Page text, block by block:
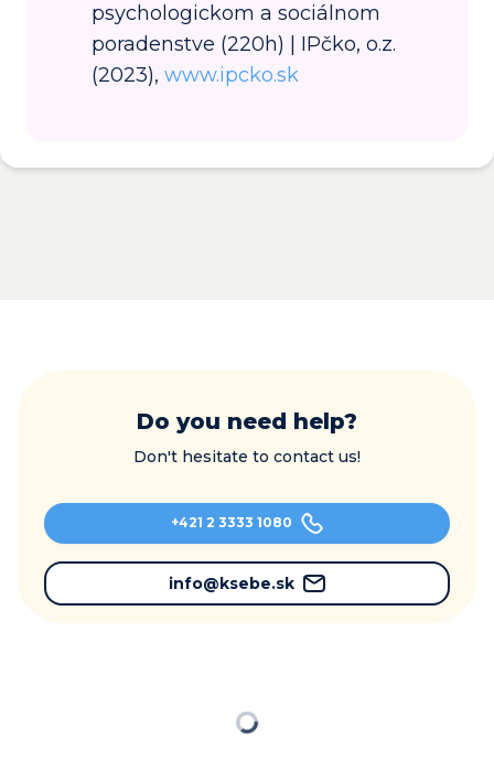
psychologickom a sociálnom
poradenstve (220h) | IPčko, o.z.
(2023), www.ipcko.sk
Do you need help?
Don't hesitate to contact us!
+421 2 3333 1080
info@ksebe.sk
Loading